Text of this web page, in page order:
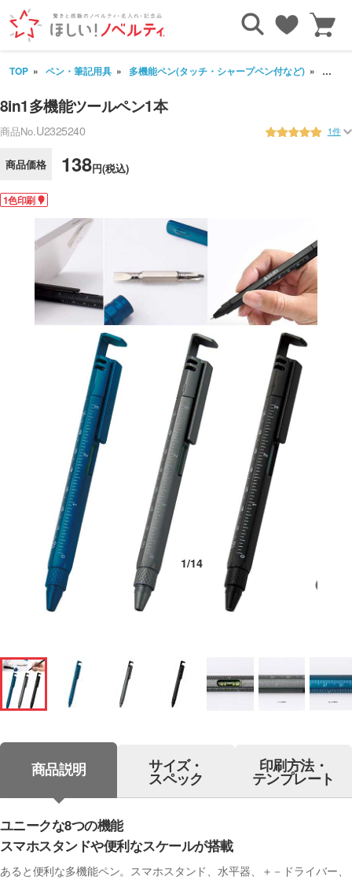
TOP ペン・筆記用具 多機能ペン(タッチ・シャープペン付など) 8in1
8in1多機能ツールペン1本
商品No.U2325240 1件
商品価格 138円(税込)
1色印刷
1/14
商品説明 サイズ・
スペック
印刷方法・
テンプレート
ユニークな8つの機能
スマホスタンドや便利なスケールが搭載
あると便利な多機能ペン。スマホスタンド、水平器、＋－ドライバー、